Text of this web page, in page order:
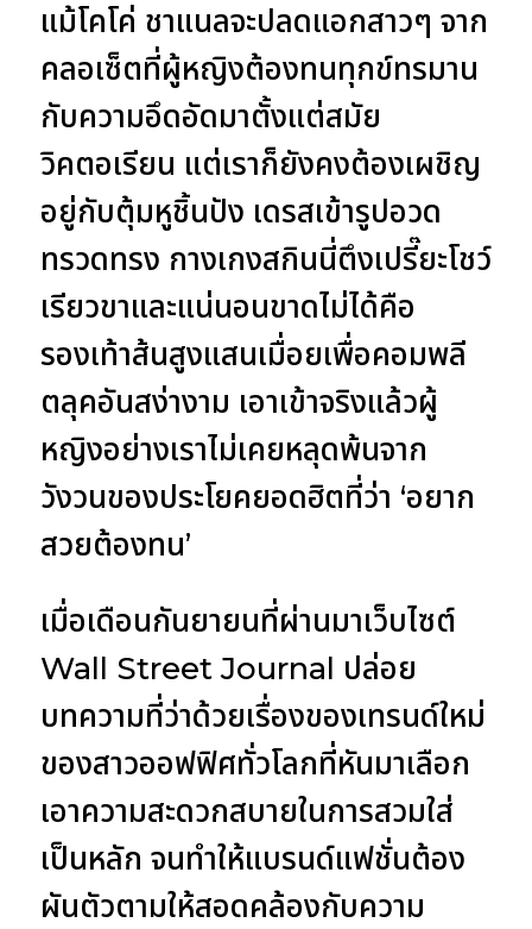
แม้โคโค่ ชาแนลจะปลดแอกสาวๆ จาก
คลอเซ็ตที่ผู้หญิงต้องทนทุกข์ทรมาน
กับความอึดอัดมาตั้งแต่สมัย
วิคตอเรียน แต่เราก็ยังคงต้องเผชิญ
อยู่กับตุ้มหูชิ้นปัง เดรสเข้ารูปอวด
ทรวดทรง กางเกงสกินนี่ตึงเปรี๊ยะโชว์
เรียวขาและแน่นอนขาดไม่ได้คือ
รองเท้าส้นสูงแสนเมื่อยเพื่อคอมพลี
ตลุคอันสง่างาม เอาเข้าจริงแล้วผู้
หญิงอย่างเราไม่เคยหลุดพ้นจาก
วังวนของประโยคยอดฮิตที่ว่า ‘อยาก
สวยต้องทน’
เมื่อเดือนกันยายนที่ผ่านมาเว็บไซต์
Wall Street Journal ปล่อย
บทความที่ว่าด้วยเรื่องของเทรนด์ใหม่
ของสาวออฟฟิศทั่วโลกที่หันมาเลือก
เอาความสะดวกสบายในการสวมใส่
เป็นหลัก จนทำให้แบรนด์แฟชั่นต้อง
ผันตัวตามให้สอดคล้องกับความ